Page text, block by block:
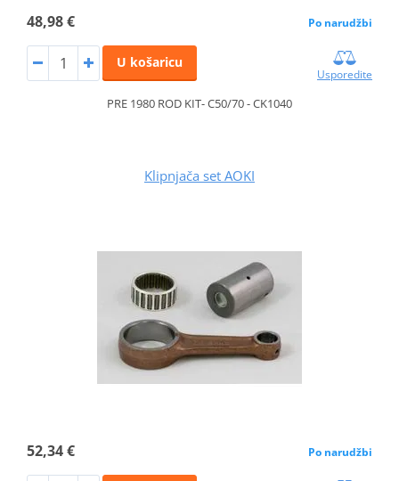
48,98 € Po narudžbi
U košaricu
Usporedite
PRE 1980 ROD KIT- C50/70 - CK1040
Klipnjača set AOKI
52,34 € Po narudžbi